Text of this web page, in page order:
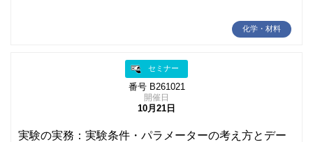
化学・材料
セミナー
番号 B261021
開催日
10月21日
実験の実務：実験条件・パラメーターの考え方とデー